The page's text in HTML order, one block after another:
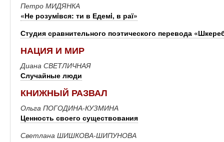
Петро МИДЯНКА
«Не розумiвся: ти в Едемi, в раї»
Студия сравнительного поэтического перевода
НАЦИЯ И МИР
Диана СВЕТЛИЧНАЯ
Случайные люди
КНИЖНЫЙ РАЗВАЛ
Ольга ПОГОДИНА-КУЗМИНА
Ценность своего существования
Светлана ШИШКОВА-ШИПУНОВА